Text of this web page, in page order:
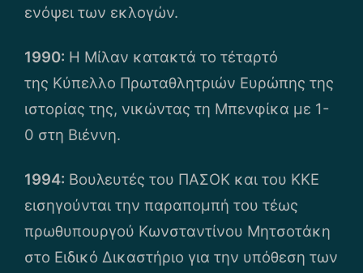
ενόψει των εκλογών.
1990: Η Μίλαν κατακτά το τέταρτό
της Κύπελλο Πρωταθλητριών Ευρώπης της
ιστορίας της, νικώντας τη Μπενφίκα με 1-
0 στη Βιέννη.
1994: Βουλευτές του ΠΑΣΟΚ και του ΚΚΕ
εισηγούνται την παραπομπή του τέως
πρωθυπουργού Κωνσταντίνου Μητσοτάκη
στο Ειδικό Δικαστήριο για την υπόθεση των